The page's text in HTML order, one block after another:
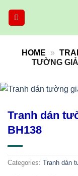
HOME »
TƯỜNG
Tranh dán
BH138
Categories: Tranh dán